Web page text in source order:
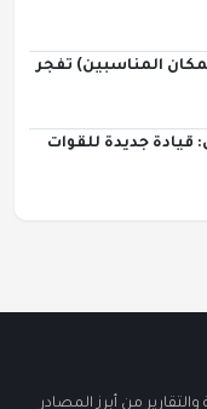
المناسبين) تفجر
قيادة جديدة للقوات
من أبرز المصادر